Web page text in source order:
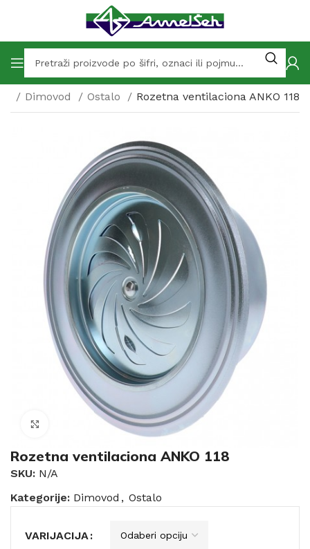
Dimovod Ostalo Rozetna ventilaciona ANKO 118
Click to enlarge
Rozetna ventilaciona ANKO 118
SKU: N/A
Kategorije: Dimovod , Ostalo
VARIJACIJA